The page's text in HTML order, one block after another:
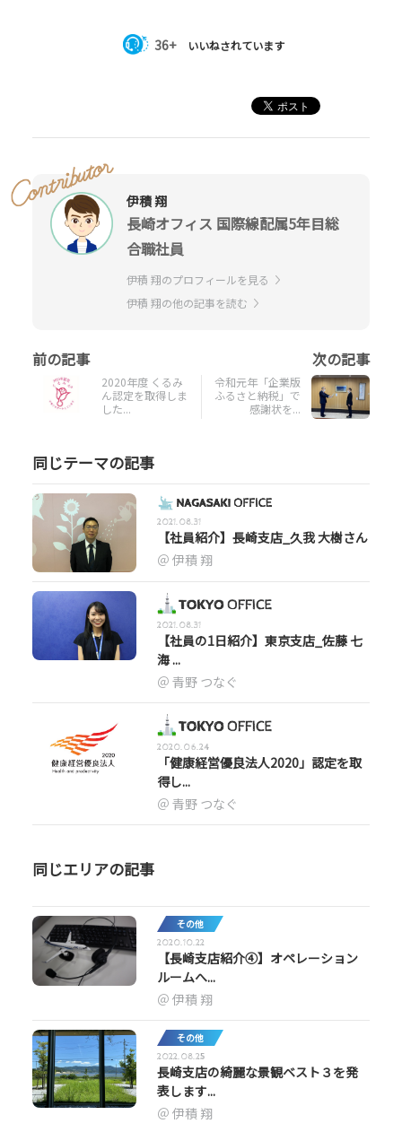
36+ いいねされています
伊積 翔
長崎オフィス 国際線配属5年目総
合職社員
伊積 翔のプロフィールを見る
伊積 翔の他の記事を読む
2020年度 くるみ
ん認定を取得しま
した...
令和元年「企業版
ふるさと納税」で
感謝状を...
同じテーマの記事
2021.08.31
【社員紹介】長崎支店_久我 大樹さん
伊積 翔
2021.08.31
【社員の1日紹介】東京支店_佐藤 七
海 ...
青野 つなぐ
2020.06.24
「健康経営優良法人2020」認定を取
得し...
青野 つなぐ
同じエリアの記事
その他
2020.10.22
【長崎支店紹介④】オペレーション
ルームへ...
伊積 翔
その他
2022.08.25
長崎支店の綺麗な景観ベスト３を発
表します...
伊積 翔